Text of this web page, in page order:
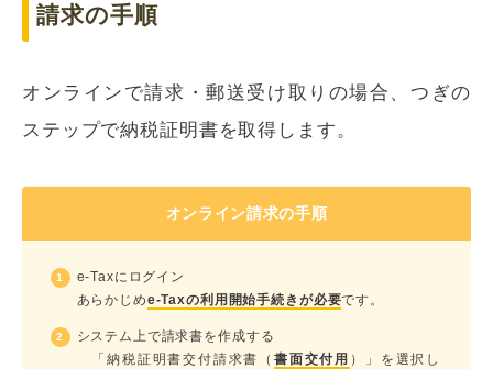
請求の手順
オンラインで請求・郵送受け取りの場合、つぎの
ステップで納税証明書を取得します。
オンライン請求の手順
e-Taxにログイン
あらかじめe-Taxの利用開始手続きが必要です。
システム上で請求書を作成する
「納税証明書交付請求書（書面交付用 ）」を選択し